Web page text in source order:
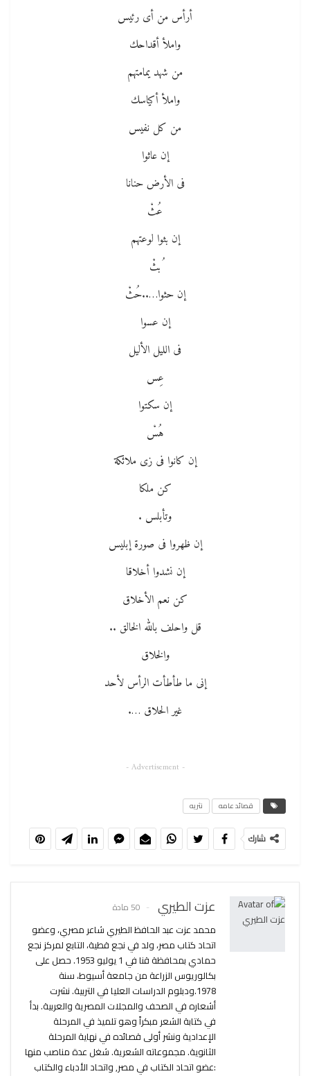
أرأس من أى رئيس
واملأ أقداحك
من شهد يمامتهم
واملأ أكياسك
من كل نفيس
إن عاثوا
فى الأرض حنانا
عُثْ
إن بثوا لوعتهم
ُبثْ
إن حثوا…..حُثْ
إن عسوا
فى الليل الأليل
عِس
إن سكتوا
هُسْ
إن كانوا فى زى ملائكة
كن ملكا
وتأبلس .
إن ظهروا فى صورة إبليس
إن نشدوا أخلاقا
كن نعم الأخلاق
قل واحلف بالله الخالق ..
والخلاق
إنى ما طأطأت الرأس لأحد
غير الحلاق ….
- Advertisement -
قصائد عامه نثريه
شارك
عزت الطيري 50 مادة
محمد عزت عبد الحافظ الطيري شاعر مصري، وعضو
اتحاد كتاب مصر، ولد في نجع قطية، التابع لمركز نجع
حمادي بمحافظة قنا في 1 يوليو 1953. حصل على
بكالوريوس الزراعة من جامعة أسيوط، سنة
1978.ودبلوم الدراسات العليا في التربية. نشرت
أشعاره في الصحف والمجلات المصرية والعربية. بدأ
في كتابة الشعر مبكراً وهو تلميذ في المرحلة
الإعدادية ونشر أولى قصائده في نهاية المرحلة
الثانوية. مجموعاته الشعرية. شغل عدة مناصب منها
:عضو اتحاد الكتاب في مصر, واتحاد الأدباء والكتاب